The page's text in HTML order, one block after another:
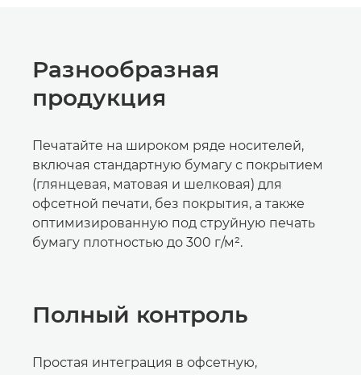
Разнообразная
продукция
Печатайте на широком ряде носителей,
включая стандартную бумагу с покрытием
(глянцевая, матовая и шелковая) для
офсетной печати, без покрытия, а также
оптимизированную под струйную печать
бумагу плотностью до 300 г/м².
Полный контроль
Простая интеграция в офсетную,